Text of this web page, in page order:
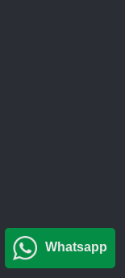
Whatsapp